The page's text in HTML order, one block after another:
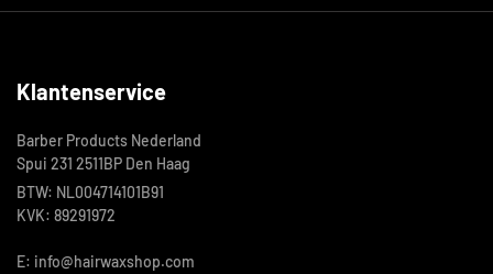
Klantenservice
Barber Products Nederland
Spui 231 2511BP Den Haag
BTW: NL004714101B91
KVK: 89291972
E: info@hairwaxshop.com